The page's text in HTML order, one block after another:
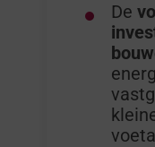
De